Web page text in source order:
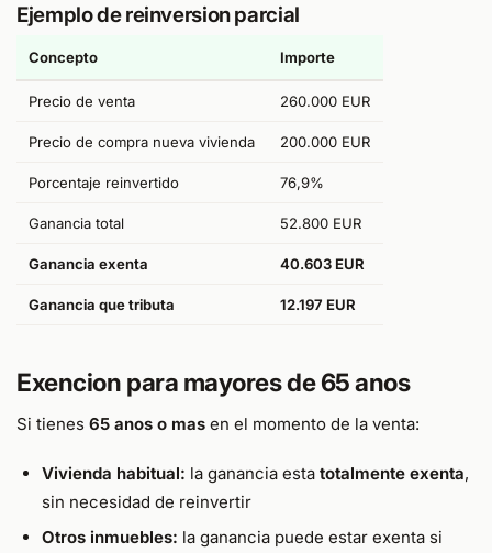
Ejemplo de reinversion parcial
Concepto Importe
Precio de venta 260.000 EUR
Precio de compra nueva vivienda 200.000 EUR
Porcentaje reinvertido 76,9%
Ganancia total 52.800 EUR
Ganancia exenta 40.603 EUR
Ganancia que tributa 12.197 EUR
Exencion para mayores de 65 anos
Si tienes 65 anos o mas en el momento de la venta:
Vivienda habitual: la ganancia esta totalmente exenta,
sin necesidad de reinvertir
Otros inmuebles: la ganancia puede estar exenta si